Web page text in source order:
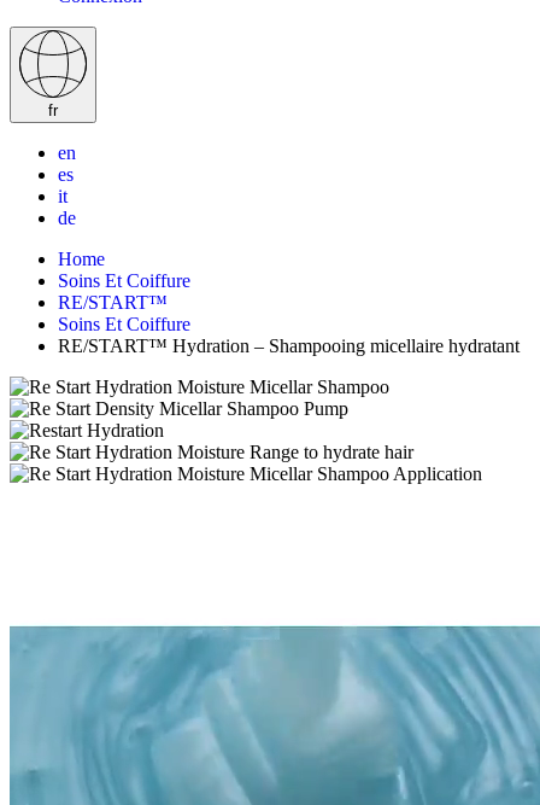
fr
en
es
it
de
Home
Soins Et Coiffure
RE/START™
Soins Et Coiffure
RE/START™ Hydration – Shampooing micellaire hydratant